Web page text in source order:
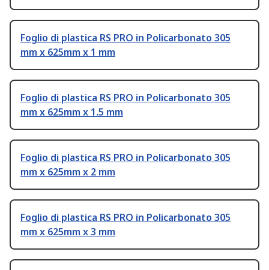
Foglio di plastica RS PRO in Policarbonato 305
mm x 625mm x 1 mm
Foglio di plastica RS PRO in Policarbonato 305
mm x 625mm x 1.5 mm
Foglio di plastica RS PRO in Policarbonato 305
mm x 625mm x 2 mm
Foglio di plastica RS PRO in Policarbonato 305
mm x 625mm x 3 mm